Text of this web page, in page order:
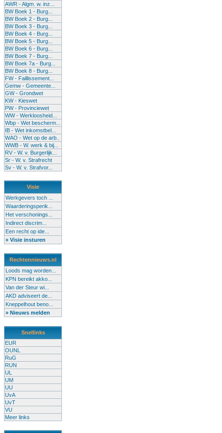
AWR - Algm. w. inz...
BW Boek 1 - Burg...
BW Boek 2 - Burg...
BW Boek 3 - Burg...
BW Boek 4 - Burg...
BW Boek 5 - Burg...
BW Boek 6 - Burg...
BW Boek 7 - Burg...
BW Boek 7a - Burg...
BW Boek 8 - Burg...
FW - Faillissement...
Gemw - Gemeente...
GW - Grondwet
KW - Kieswet
PW - Provinciewet
WW - Werkloosheid...
Wbp - Wet bescherm...
IB - Wet inkomstbel...
WAO - Wet op de arb..
WWB - W. werk & bij...
RV - W. v. Burgerlijk...
Sr - W. v. Strafrecht
Sv - W. v. Strafvor...
Visie
Werkgevers toch ...
Waarderingsperik...
Het verschonings...
Indirect discrim...
Een recht op ide...
» Visie insturen
Rechtennieuws.nl
Loods mag worden...
KPN bereikt akko...
Van der Steur wi...
AKD adviseert de...
Kneppelhout beno...
» Nieuws melden
Snellinks
EUR
OUNL
RuG
RUN
UL
UM
UU
UvA
UvT
VU
Meer links